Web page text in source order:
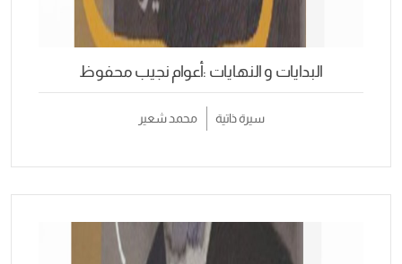
البدايات و النهايات :أعوام نجيب محفوظ
سيرة ذاتية محمد شعير